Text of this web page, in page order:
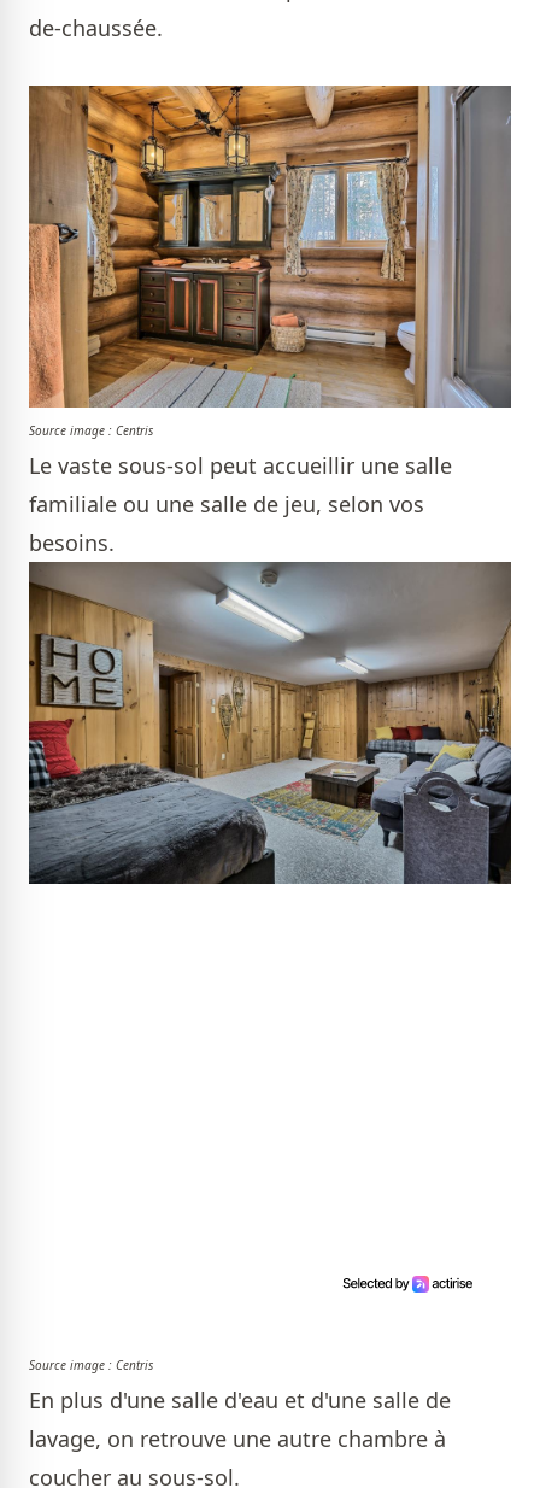
de-chaussée.
Source image : Centris
Le vaste sous-sol peut accueillir une salle
familiale ou une salle de jeu, selon vos
besoins.
Source image : Centris
En plus d'une salle d'eau et d'une salle de
lavage, on retrouve une autre chambre à
coucher au sous-sol.